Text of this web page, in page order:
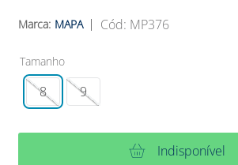
MAPA : MP376
Tamanho
8 9
Indisponível